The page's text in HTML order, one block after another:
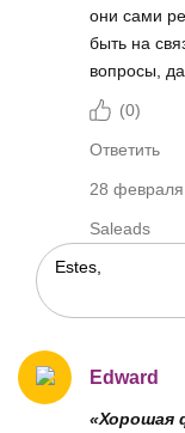
они сами
быть на
вопросы,
(0)
Ответить
28
Saleads
Edward
«Хорошая